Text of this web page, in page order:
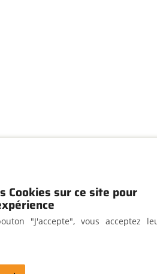
Cookies sur ce site pour
"J'accepte", vous acceptez